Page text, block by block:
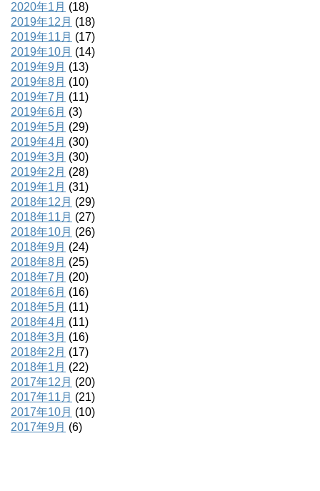
2020年1月 (18)
2019年12月 (18)
2019年11月 (17)
2019年10月 (14)
2019年9月 (13)
2019年8月 (10)
2019年7月 (11)
2019年6月 (3)
2019年5月 (29)
2019年4月 (30)
2019年3月 (30)
2019年2月 (28)
2019年1月 (31)
2018年12月 (29)
2018年11月 (27)
2018年10月 (26)
2018年9月 (24)
2018年8月 (25)
2018年7月 (20)
2018年6月 (16)
2018年5月 (11)
2018年4月 (11)
2018年3月 (16)
2018年2月 (17)
2018年1月 (22)
2017年12月 (20)
2017年11月 (21)
2017年10月 (10)
2017年9月 (6)